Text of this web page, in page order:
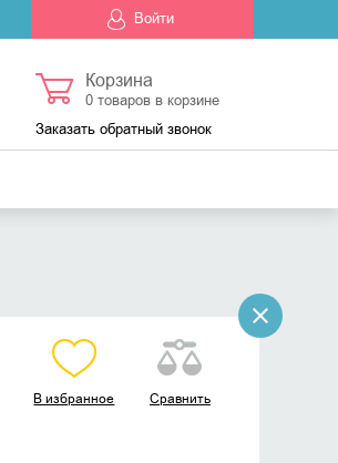
Войти
Корзина
0товаров в корзине
Заказать обратный звонок
В избранное Сравнить